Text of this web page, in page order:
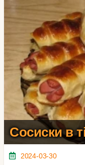
Сосиски в
2024-03-30